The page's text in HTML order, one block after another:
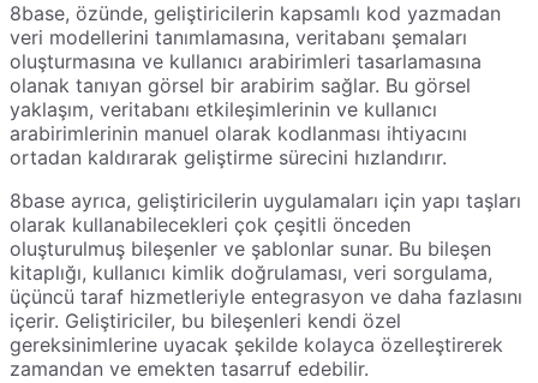
8base, özünde, geliştiricilerin kapsamlı kod yazmadan
veri modellerini tanımlamasına, veritabanı şemaları
oluşturmasına ve kullanıcı arabirimleri tasarlamasına
olanak tanıyan görsel bir arabirim sağlar. Bu görsel
yaklaşım, veritabanı etkileşimlerinin ve kullanıcı
arabirimlerinin manuel olarak kodlanması ihtiyacını
ortadan kaldırarak geliştirme sürecini hızlandırır.
8base ayrıca, geliştiricilerin uygulamaları için yapı taşları
olarak kullanabilecekleri çok çeşitli önceden
oluşturulmuş bileşenler ve şablonlar sunar. Bu bileşen
kitaplığı, kullanıcı kimlik doğrulaması, veri sorgulama,
üçüncü taraf hizmetleriyle entegrasyon ve daha fazlasını
içerir. Geliştiriciler, bu bileşenleri kendi özel
gereksinimlerine uyacak şekilde kolayca özelleştirerek
zamandan ve emekten tasarruf edebilir.